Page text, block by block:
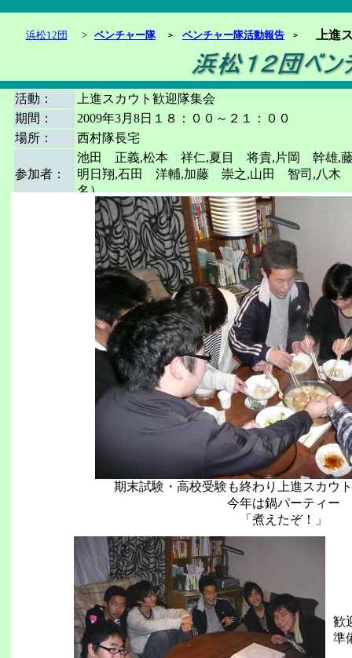
浜松12団 > ベンチャー隊 ＞ ベンチャー隊活動報告 ＞ 上進
活動：
上進スカウト歓迎隊集会
期間：
2009年3月8日１８：００～２１：００
場所：
西村隊長宅
参加者：
池田 正義,松本 祥仁,夏目 将貴,片岡 幹雄
明日翔,石田 洋輔,加藤 崇之,山田 智司,八木
名）
期末試験・高校受験も終わり上進スカウ
今年は鍋パーティー
「煮えたぞ！」
歓
準